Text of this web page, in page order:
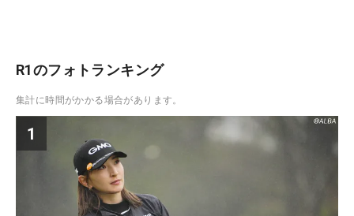
R1のフォトランキング
集計に時間がかかる場合があります。
1